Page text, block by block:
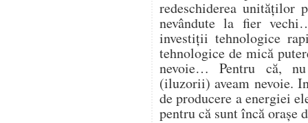
redeschiderea unităților
nevândute la fier
investiții tehnologice
tehnologice de mică
nevoie… Pentru că,
(iluzorii) aveam nevoie.
de producere a energiei
pentru că sunt încă orașe